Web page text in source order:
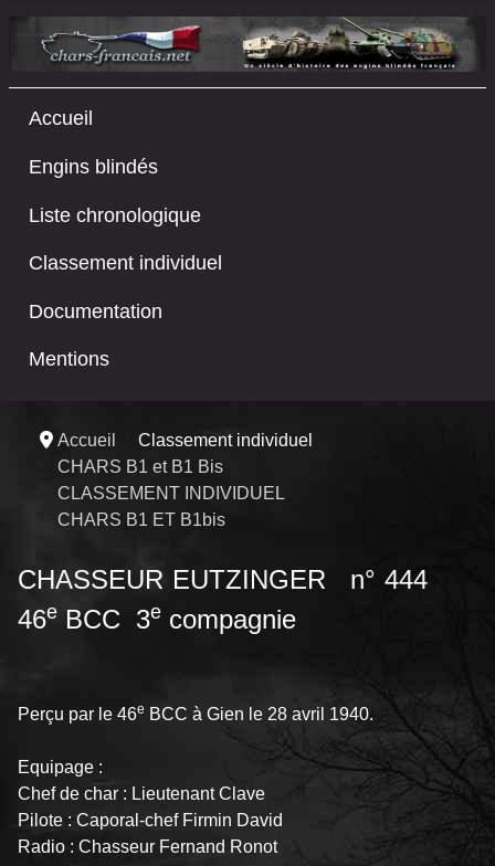
Accueil
Engins blindés
Liste chronologique
Classement individuel
Documentation
Mentions
Accueil
Classement individuel
CHARS B1 et B1 Bis
CLASSEMENT INDIVIDUEL
CHARS B1 ET B1bis
CHASSEUR EUTZINGER n° 444
46e BCC 3e compagnie
Perçu par le 46e BCC à Gien le 28 avril 1940.
Equipage :
Chef de char : Lieutenant Clave
Pilote : Caporal-chef Firmin David
Radio : Chasseur Fernand Ronot